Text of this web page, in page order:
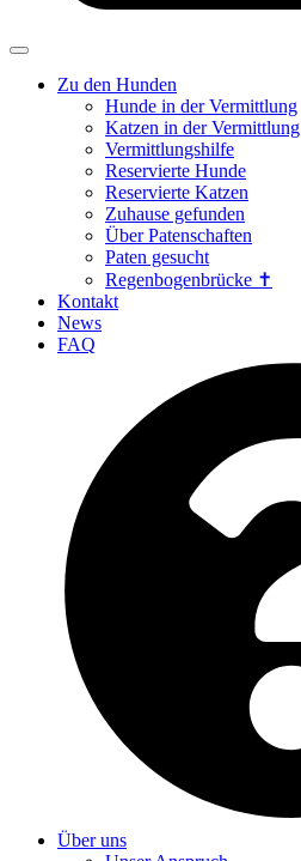
Zu den Hunden
Hunde in der Vermittlung
Katzen in der Vermittlung
Vermittlungshilfe
Reservierte Hunde
Reservierte Katzen
Zuhause gefunden
Über Patenschaften
Paten gesucht
Regenbogenbrücke ✝
Kontakt
News
FAQ
Über uns